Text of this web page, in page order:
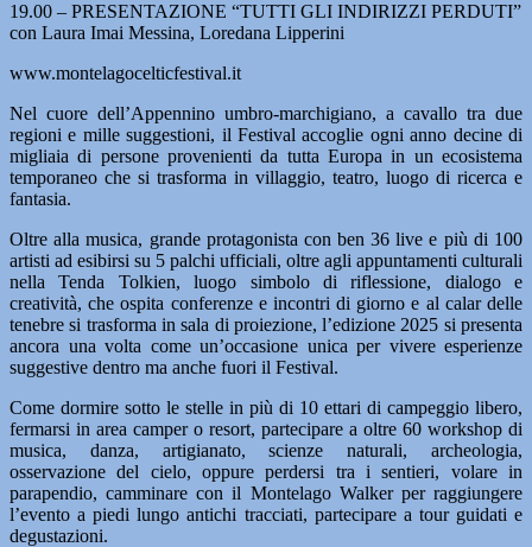
19.00 – PRESENTAZIONE “TUTTI GLI INDIRIZZI PERDUTI”
con Laura Imai Messina, Loredana Lipperini
www.montelagocelticfestival.it
Nel cuore dell’Appennino umbro-marchigiano, a cavallo tra due
regioni e mille suggestioni, il Festival accoglie ogni anno decine di
migliaia di persone provenienti da tutta Europa in un ecosistema
temporaneo che si trasforma in villaggio, teatro, luogo di ricerca e
fantasia.
Oltre alla musica, grande protagonista con ben 36 live e più di 100
artisti ad esibirsi su 5 palchi ufficiali, oltre agli appuntamenti culturali
nella Tenda Tolkien, luogo simbolo di riflessione, dialogo e
creatività, che ospita conferenze e incontri di giorno e al calar delle
tenebre si trasforma in sala di proiezione, l’edizione 2025 si presenta
ancora una volta come un’occasione unica per vivere esperienze
suggestive dentro ma anche fuori il Festival.
Come dormire sotto le stelle in più di 10 ettari di campeggio libero,
fermarsi in area camper o resort, partecipare a oltre 60 workshop di
musica, danza, artigianato, scienze naturali, archeologia,
osservazione del cielo, oppure perdersi tra i sentieri, volare in
parapendio, camminare con il Montelago Walker per raggiungere
l’evento a piedi lungo antichi tracciati, partecipare a tour guidati e
degustazioni.